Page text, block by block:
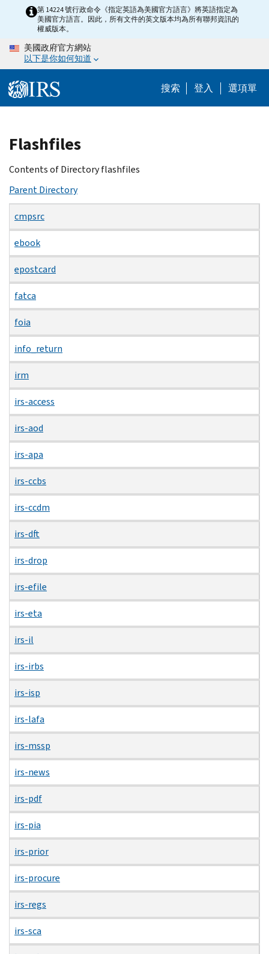
content
第 14224 號行政命令《指定英語為美國官方語言》將英語指定為
美國官方語言。因此，所有文件的英文版本均為所有聯邦資訊的
權威版本。
美國政府官方網站
以下是你如何知道
搜索 登入 選項單
Beginning
of
main
Flashfiles
Contents of Directory flashfiles
Parent Directory
cmpsrc
ebook
epostcard
fatca
foia
info_return
irm
irs-access
irs-aod
irs-apa
irs-ccbs
irs-ccdm
irs-dft
irs-drop
irs-efile
irs-eta
irs-il
irs-irbs
irs-isp
irs-lafa
irs-mssp
irs-news
irs-pdf
irs-pia
irs-prior
irs-procure
irs-regs
irs-sca